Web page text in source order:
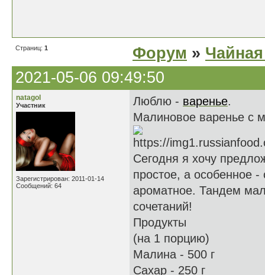
Страниц: 1 Форум »
2021-05-06 09:49:50
natagol
Участник
Зарегистрирован: 2011-01-14
Сообщений: 64
Люблю - варенье.
Малиновое варенье с
Сегодня я хочу
простое, а особенное
ароматное. Тандем
сочетаний!
Продукты
(на 1 порцию)
Малина - 500 г
Сахар - 250 г